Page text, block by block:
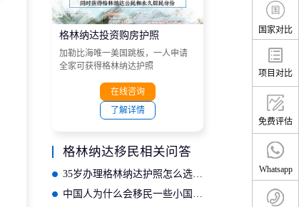
格林纳达投资购房护照
加勒比海唯一美国跳板，一人申请
全家可获得格林纳达护照
在线咨询
了解详情
格林纳达移民相关问答
35岁办理格林纳达护照怎么选？适合的投资入籍机构推荐
国家对比
项目对比
免费评估
Whatsapp